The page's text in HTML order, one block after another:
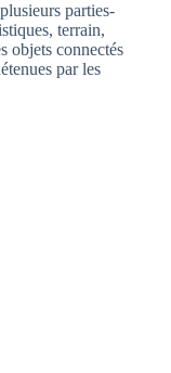
parties-
terrain,
objets connectés
par les